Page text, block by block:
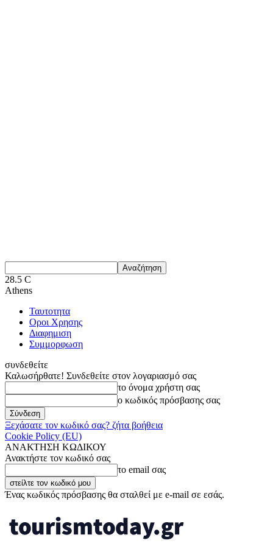
28.5 C
Athens
Ταυτοτητα
Οροι Χρησης
Διαφημιση
Συμμορφωση
συνδεθείτε
Καλωσήρθατε! Συνδεθείτε στον λογαριασμό σας
το όνομα χρήστη σας
ο κωδικός πρόσβασης σας
Ξεχάσατε τον κωδικό σας? ζήτα βοήθεια
Cookie Policy (EU)
ΑΝΑΚΤΗΣΗ ΚΩΔΙΚΟΥ
Ανακτήστε τον κωδικό σας
το email σας
Ένας κωδικός πρόσβασης θα σταλθεί με e-mail σε εσάς.